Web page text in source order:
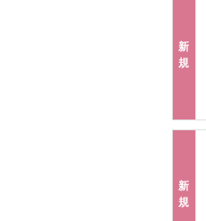
新
規
新
規